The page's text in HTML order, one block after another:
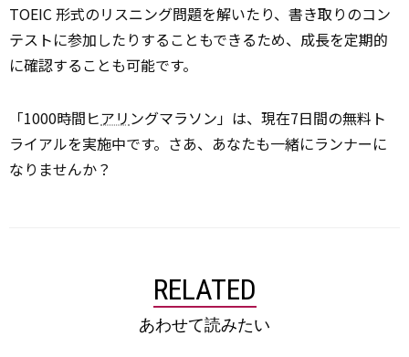
TOEIC 形式のリスニング問題を解いたり、書き取りのコン
テストに参加したりすることもできるため、成長を定期的
に確認することも可能です。
「1000時間ヒアリ ングマラソン」は、現在7日間の無料ト
ライアルを実施中です。さあ、あなたも一緒にランナーに
なりませんか？
RELATED
あわせて読みたい